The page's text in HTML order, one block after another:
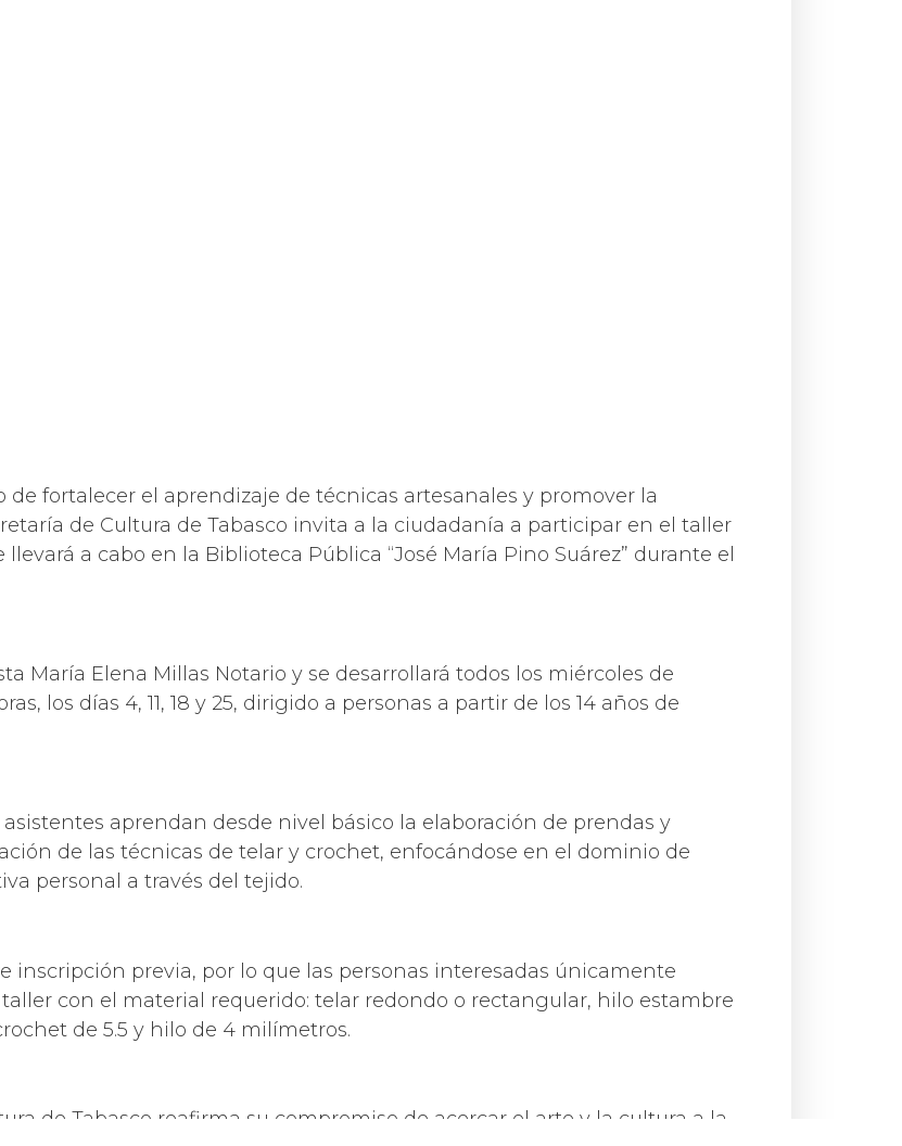
de fortalecer el aprendizaje de técnicas artesanales y promover la
de Cultura de Tabasco invita a la ciudadanía a participar en el taller
a cabo en la Biblioteca Pública “José María Pino Suárez” durante el
María Elena Millas Notario y se desarrollará todos los miércoles de
los días 4, 11, 18 y 25, dirigido a personas a partir de los 14 años de
aprendan desde nivel básico la elaboración de prendas y
de las técnicas de telar y crochet, enfocándose en el dominio de
personal a través del tejido.
inscripción previa, por lo que las personas interesadas únicamente
con el material requerido: telar redondo o rectangular, hilo estambre
de 5.5 y hilo de 4 milímetros.
de Tabasco reafirma su compromiso de acercar el arte y la cultura a la